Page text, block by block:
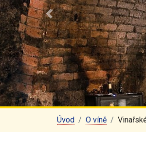
Předchozí
Úvod O víně